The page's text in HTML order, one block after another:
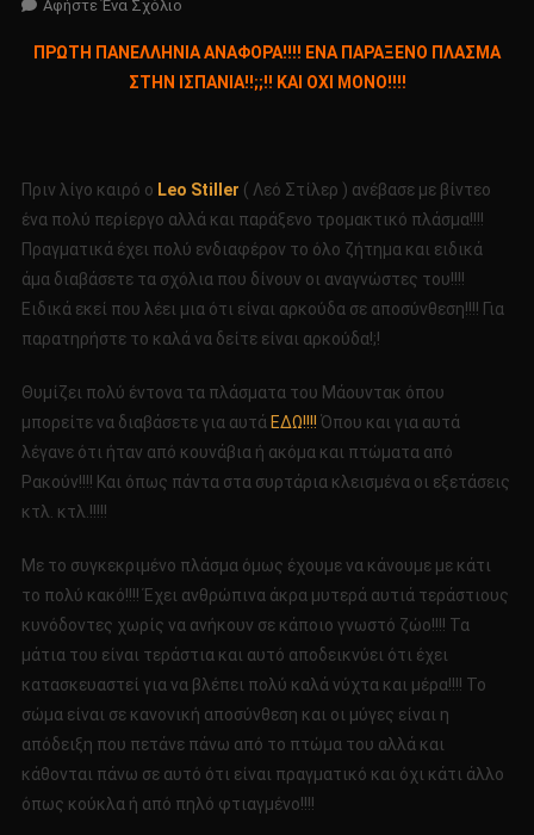
Αφήστε Ένα ΣχόλιοΓια
ΠΡΩΤΗ
ΠΑΝΕΛΛΗΝΙΑ
ΠΛΑΣΜΑ
ΣΤΗΝ
ΙΣΠΑΝΙΑ!!;;!!
ΚΑΙ
ΟΧΙ
ΜΟΝΟ!!!!
ΠΡΩΤΗ ΠΑΝΕΛΛΗΝΙΑ ΑΝΑΦΟΡΑ!!!! ΕΝΑ ΠΑΡΑΞΕΝΟ ΠΛΑΣΜΑ
ΣΤΗΝ ΙΣΠΑΝΙΑ!!;;!! ΚΑΙ ΟΧΙ ΜΟΝΟ!!!!
Πριν λίγο καιρό ο Leo Stiller ( Λεό Στίλερ ) ανέβασε με βίντεο
ένα πολύ περίεργο αλλά και παράξενο τρομακτικό πλάσμα!!!!
Πραγματικά έχει πολύ ενδιαφέρον το όλο ζήτημα και ειδικά
άμα διαβάσετε τα σχόλια που δίνουν οι αναγνώστες του!!!!
Ειδικά εκεί που λέει μια ότι είναι αρκούδα σε αποσύνθεση!!!! Για
παρατηρήστε το καλά να δείτε είναι αρκούδα!;!
Θυμίζει πολύ έντονα τα πλάσματα του Mάουντακ όπου
μπορείτε να διαβάσετε για αυτά ΕΔΩ!!!! Όπου και για αυτά
λέγανε ότι ήταν από κουνάβια ή ακόμα και πτώματα από
Ρακούν!!!! Και όπως πάντα στα συρτάρια κλεισμένα οι εξετάσεις
κτλ. κτλ.!!!!!
Με το συγκεκριμένο πλάσμα όμως έχουμε να κάνουμε με κάτι
το πολύ κακό!!!! Έχει ανθρώπινα άκρα μυτερά αυτιά τεράστιους
κυνόδοντες χωρίς να ανήκουν σε κάποιο γνωστό ζώο!!!! Τα
μάτια του είναι τεράστια και αυτό αποδεικνύει ότι έχει
κατασκευαστεί για να βλέπει πολύ καλά νύχτα και μέρα!!!! Το
σώμα είναι σε κανονική αποσύνθεση και οι μύγες είναι η
απόδειξη που πετάνε πάνω από το πτώμα του αλλά και
κάθονται πάνω σε αυτό ότι είναι πραγματικό και όχι κάτι άλλο
όπως κούκλα ή από πηλό φτιαγμένο!!!!